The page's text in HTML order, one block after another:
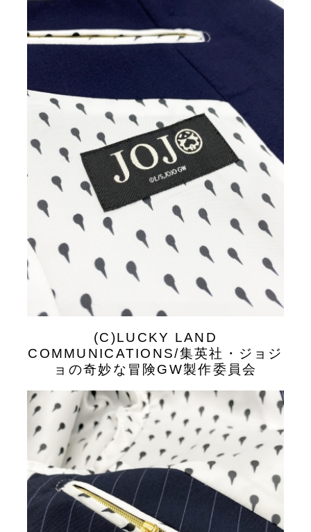
(C)LUCKY LAND
COMMUNICATIONS/集英社・ジョジ
ョの奇妙な冒険GW製作委員会